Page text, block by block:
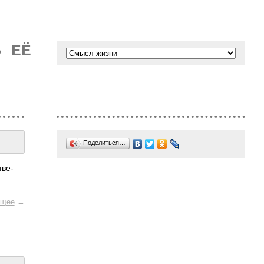
ЕЁ
→
Поделиться…